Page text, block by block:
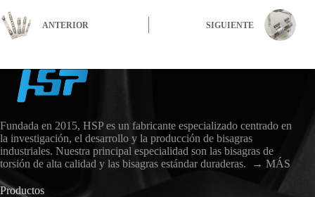
ANTERIOR SIGUIENTE
Fundada en 2015, HSP es un fabricante especializado centrado en
la investigación, el desarrollo y la producción de bisagras
industriales. Nuestra principal especialidad son las bisagras de
torsión de alta calidad y las bisagras estándar duraderas.
→ MÁS
Productos